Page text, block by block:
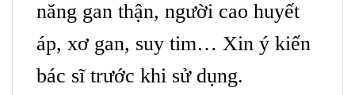
năng gan thận, người cao huyết
áp, xơ gan, suy tim… Xin ý kiến
bác sĩ trước khi sử dụng.